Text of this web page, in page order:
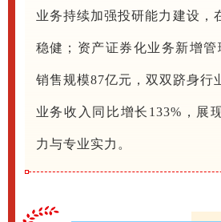
业务持续加强投研能力建设，
稳健；资产证券化业务新增管
销售规模87亿元，双双跻身行
业务收入 同比增长133%，展
力与专业实力。